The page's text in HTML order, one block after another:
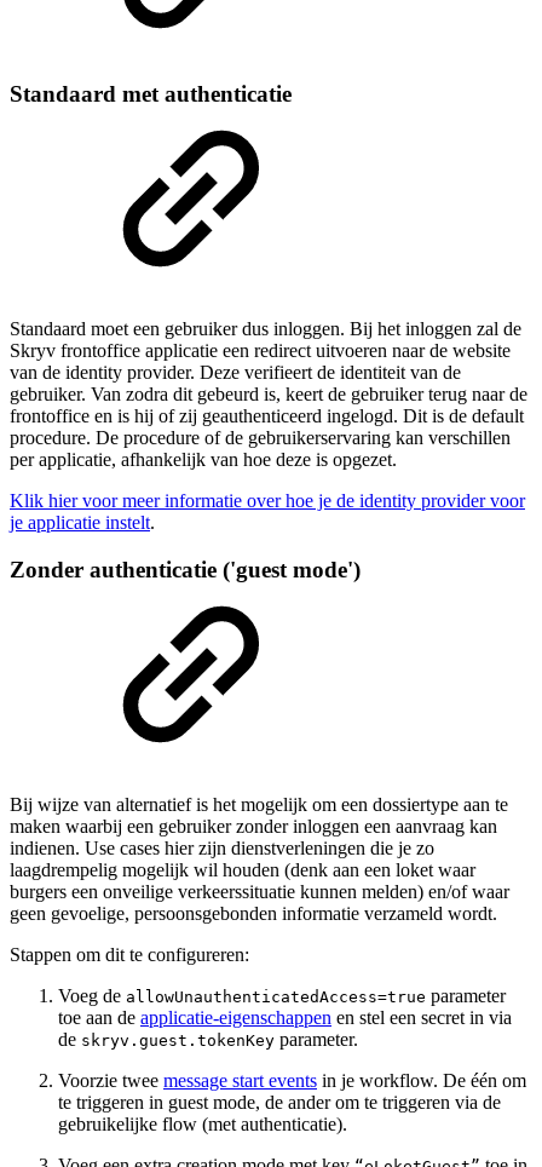
Standaard met authenticatie
Standaard moet een gebruiker dus inloggen. Bij het inloggen zal de
Skryv frontoffice applicatie een redirect uitvoeren naar de website
van de identity provider. Deze verifieert de identiteit van de
gebruiker. Van zodra dit gebeurd is, keert de gebruiker terug naar de
frontoffice en is hij of zij geauthenticeerd ingelogd. Dit is de default
procedure. De procedure of de gebruikerservaring kan verschillen
per applicatie, afhankelijk van hoe deze is opgezet.
Klik hier voor meer informatie over hoe je de identity provider voor
je applicatie instelt.
Zonder authenticatie ('guest mode')
Bij wijze van alternatief is het mogelijk om een dossiertype aan te
maken waarbij een gebruiker zonder inloggen een aanvraag kan
indienen. Use cases hier zijn dienstverleningen die je zo
laagdrempelig mogelijk wil houden (denk aan een loket waar
burgers een onveilige verkeerssituatie kunnen melden) en/of waar
geen gevoelige, persoonsgebonden informatie verzameld wordt.
Stappen om dit te configureren:
Voeg de allowUnauthenticatedAccess=true parameter
toe aan de applicatie-eigenschappen en stel een secret in via
de skryv.guest.tokenKey parameter.
Voorzie twee message start events in je workflow. De één om
te triggeren in guest mode, de ander om te triggeren via de
gebruikelijke flow (met authenticatie).